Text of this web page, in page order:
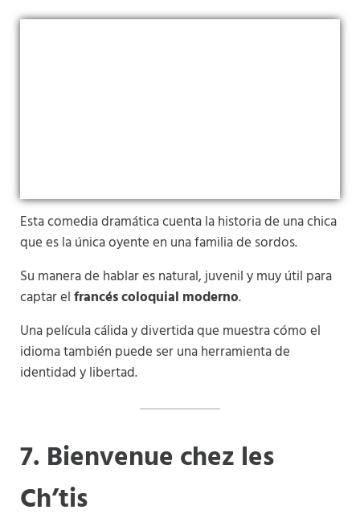
Esta comedia dramática cuenta la historia de una chica
que es la única oyente en una familia de sordos.
Su manera de hablar es natural, juvenil y muy útil para
captar elfrancés coloquial moderno.
Una película cálida y divertida que muestra cómo el
idioma también puede ser una herramienta de
identidad y libertad.
7. Bienvenue chez les
Ch’tis